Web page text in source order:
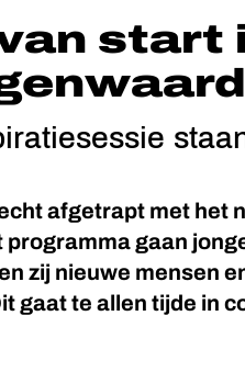
GALGENWAARD
start
afgetrapt met het
gaan
zij nieuwe mensen
gaat te allen tijde in